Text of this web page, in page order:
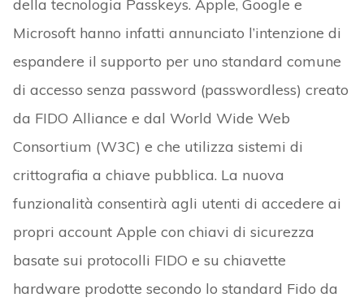
della tecnologia Passkeys. Apple, Google e
Microsoft hanno infatti annunciato l’intenzione di
espandere il supporto per uno standard comune
di accesso senza password (passwordless) creato
da FIDO Alliance e dal World Wide Web
Consortium (W3C) e che utilizza sistemi di
crittografia a chiave pubblica. La nuova
funzionalità consentirà agli utenti di accedere ai
propri account Apple con chiavi di sicurezza
basate sui protocolli FIDO e su chiavette
hardware prodotte secondo lo standard Fido da